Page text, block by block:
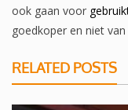
ook gaan voor
goedkoper en niet
RELATED POSTS